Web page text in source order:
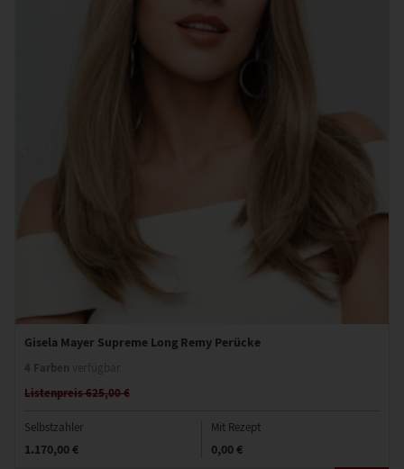
Gisela Mayer Supreme Long Remy Perücke
Listenpreis 625,00 €
Selbstzahler
1.170,00 €
Mit Rezept
0,00 €